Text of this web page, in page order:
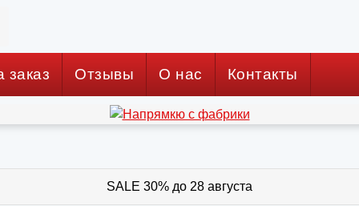
заказ Отзывы О нас Контакты
SALE 30% до 28 августа